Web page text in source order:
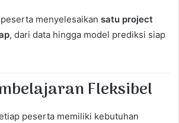
menyelesaikan satu project
, dari data hingga model prediksi siap
Fleksibel
peserta memiliki kebutuhan